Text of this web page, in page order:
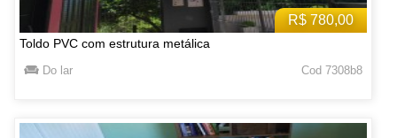
R$ 780,00
Toldo PVC com estrutura metálica
Do lar Cod 7308b8